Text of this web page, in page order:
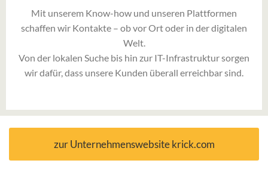
Mit unserem Know-how und unseren Plattformen
schaffen wir Kontakte – ob vor Ort oder in der digitalen
Welt.
Von der lokalen Suche bis hin zur IT-Infrastruktur sorgen
wir dafür, dass unsere Kunden überall erreichbar sind.
zur Unternehmenswebsite krick.com